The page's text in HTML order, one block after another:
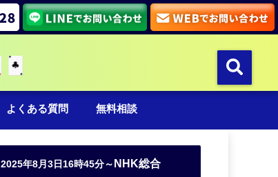
よくある質問 無料相談
2025年8月3日16時45分～ NHK総合